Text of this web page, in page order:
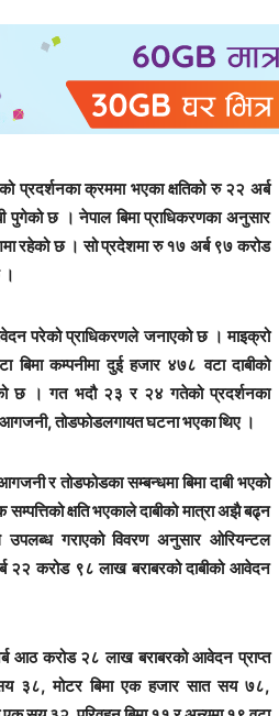
प्रदर्शनका क्रममा भएका क्षतिको रु २२ अर्ब
पुगेको छ । नेपाल बिमा प्राधिकरणका अनुसार
रहेको छ । सो प्रदेशमा रु १७ अर्ब ९७ करोड
।
परेको प्राधिकरणले जनाएको छ । माइक्रो
बिमा कम्पनीमा दुई हजार ४७८ वटा दाबीको
छ । गत भदौ २३ र २४ गतेको प्रदर्शनका
आगजनी, तोडफोडलगायत घटना भएका थिए ।
र तोडफोडका सम्बन्धमा बिमा दाबी भएको
सम्पत्तिको क्षति भएकाले दाबीको मात्रा अझै बढ्न
गराएको विवरण अनुसार ओरियन्टल
२२ करोड ९८ लाख बराबरको दाबीको आवेदन
आठ करोड २८ लाख बराबरको आवेदन प्राप्त
३८, मोटर बिमा एक हजार सात सय ७८,